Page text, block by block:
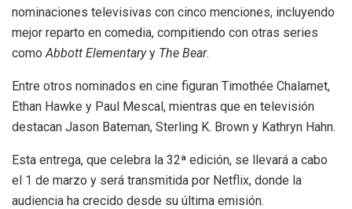
nominaciones televisivas con cinco menciones, incluyendo
mejor reparto en comedia, compitiendo con otras series
como Abbott Elementaryy The Bear.
Entre otros nominados en cine figuran Timothée Chalamet,
Ethan Hawke y Paul Mescal, mientras que en televisión
destacan Jason Bateman, Sterling K. Brown y Kathryn Hahn.
Esta entrega, que celebra la 32ª edición, se llevará a cabo
el 1 de marzo y será transmitida por Netflix, donde la
audiencia ha crecido desde su última emisión.